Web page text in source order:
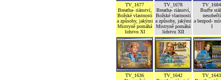
TV_1677
Breatha- riánství,
Božské vlastnosti
a způsoby, jakými
Mistryně pomáhá
lidstvu XI
TV_1678
Breatha- riánství,
Božské vlastnosti
a způsoby, jakými
Mistryně pomáhá
lidstvu XII
TV_1684
Buďte
nesobečtí
a bezpod-
I
TV_1636
TV_1642
TV_1643